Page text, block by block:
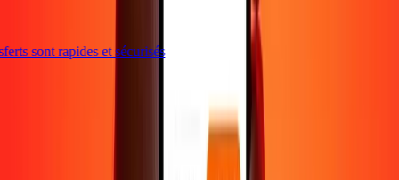
sont rapides et sécurisés